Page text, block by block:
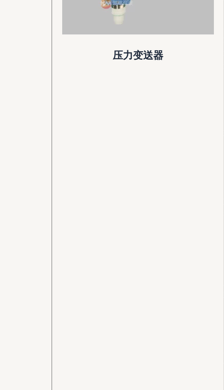
压力变送器